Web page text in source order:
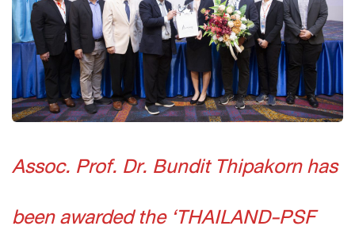
Assoc. Prof. Dr. Bundit Thipakorn has
been awarded the ‘THAILAND-PSF